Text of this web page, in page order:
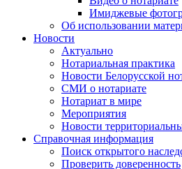
Имиджевые
Об использовании
Новости
Актуально
Нотариальная практика
Новости Белорусской
СМИ о нотариате
Нотариат в мире
Мероприятия
Новости
Справочная информация
Поиск открытого
Проверить доверенность